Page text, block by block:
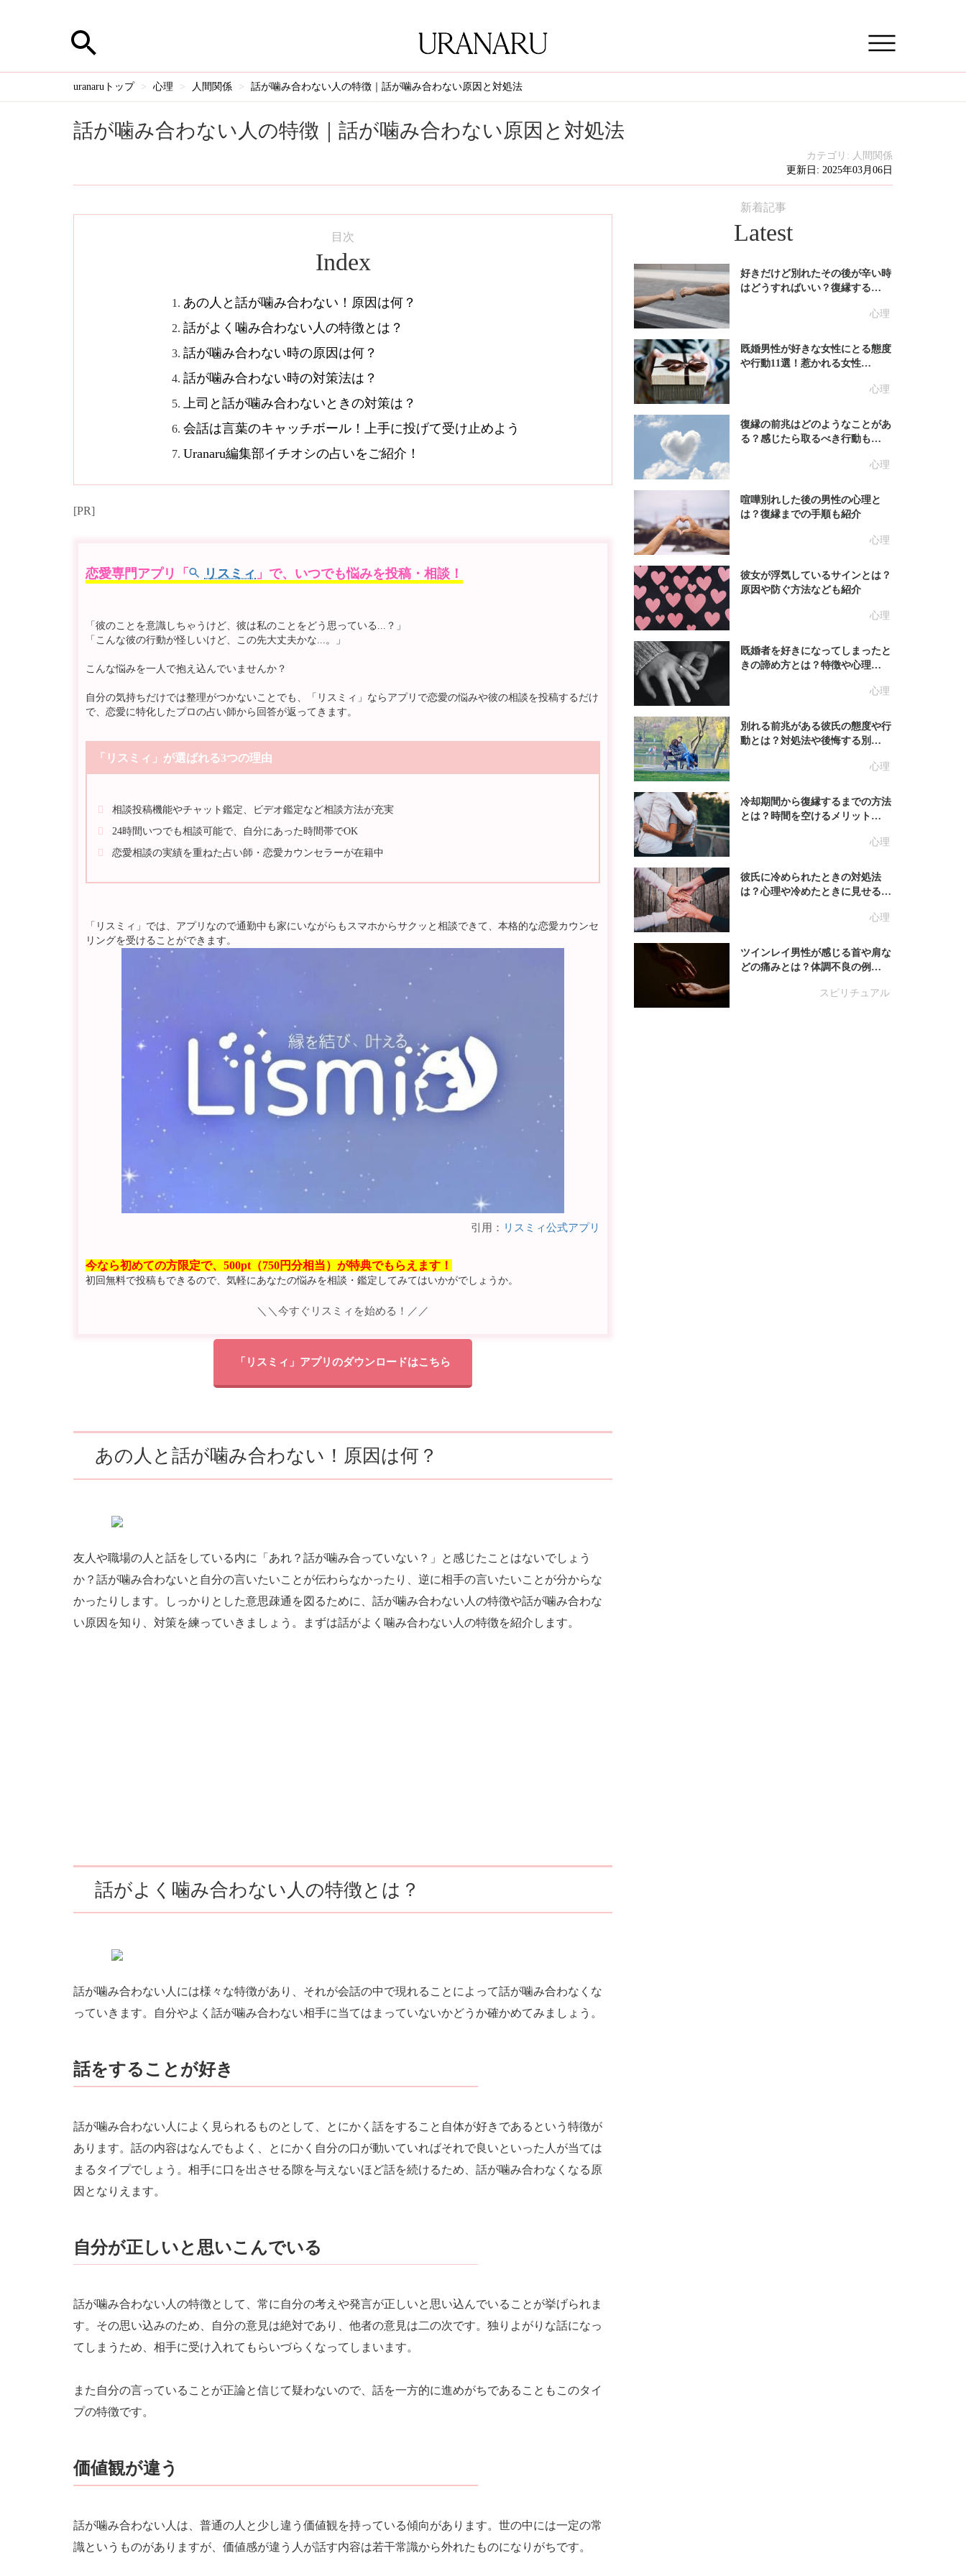
uranaruトップ 心理 人間関係 話が噛み合わない人の特徴｜話が噛み合わない原因と対処法
話が噛み合わない人の特徴｜話が噛み合わない原因と対処法
カテゴリ: 人間関係
更新日: 2025年03月06日
目次
Index
あの人と話が噛み合わない！原因は何？
話がよく噛み合わない人の特徴とは？
話が噛み合わない時の原因は何？
話が噛み合わない時の対策法は？
上司と話が噛み合わないときの対策は？
会話は言葉のキャッチボール！上手に投げて受け止めよう
Uranaru編集部イチオシの占いをご紹介！
[PR]
恋愛専門アプリ「 リスミィ 」で、いつでも悩みを投稿・相談！
「彼のことを意識しちゃうけど、彼は私のことをどう思っている...？」
「こんな彼の行動が怪しいけど、この先大丈夫かな...。」
こんな悩みを一人で抱え込んでいませんか？
自分の気持ちだけでは整理がつかないことでも、「リスミィ」ならアプリで恋愛の悩みや彼の相談を投稿するだけ
で、恋愛に特化したプロの占い師から回答が返ってきます。
「リスミィ」が選ばれる3つの理由
相談投稿機能やチャット鑑定、ビデオ鑑定など相談方法が充実
24時間いつでも相談可能で、自分にあった時間帯でOK
恋愛相談の実績を重ねた占い師・恋愛カウンセラーが在籍中
「リスミィ」では、アプリなので通勤中も家にいながらもスマホからサクッと相談できて、本格的な恋愛カウンセ
リングを受けることができます。
引用： リスミィ公式アプリ
今なら初めての方限定で、500pt（750円分相当）が特典でもらえます！
初回無料で投稿もできるので、気軽にあなたの悩みを相談・鑑定してみてはいかがでしょうか。
＼＼今すぐリスミィを始める！／／
「リスミィ」アプリのダウンロードはこちら
あの人と話が噛み合わない！原因は何？
友人や職場の人と話をしている内に「あれ？話が噛み合っていない？」と感じたことはないでしょう
か？話が噛み合わないと自分の言いたいことが伝わらなかったり、逆に相手の言いたいことが分からな
かったりします。しっかりとした意思疎通を図るために、話が噛み合わない人の特徴や話が噛み合わな
い原因を知り、対策を練っていきましょう。まずは話がよく噛み合わない人の特徴を紹介します。
話がよく噛み合わない人の特徴とは？
話が噛み合わない人には様々な特徴があり、それが会話の中で現れることによって話が噛み合わなくな
っていきます。自分やよく話が噛み合わない相手に当てはまっていないかどうか確かめてみましょう。
話をすることが好き
話が噛み合わない人によく見られるものとして、とにかく話をすること自体が好きであるという特徴が
あります。話の内容はなんでもよく、とにかく自分の口が動いていればそれで良いといった人が当ては
まるタイプでしょう。相手に口を出させる隙を与えないほど話を続けるため、話が噛み合わなくなる原
因となりえます。
自分が正しいと思いこんでいる
話が噛み合わない人の特徴として、常に自分の考えや発言が正しいと思い込んでいることが挙げられま
す。その思い込みのため、自分の意見は絶対であり、他者の意見は二の次です。独りよがりな話になっ
てしまうため、相手に受け入れてもらいづらくなってしまいます。
また自分の言っていることが正論と信じて疑わないので、話を一方的に進めがちであることもこのタイ
プの特徴です。
価値観が違う
話が噛み合わない人は、普通の人と少し違う価値観を持っている傾向があります。世の中には一定の常
識というものがありますが、価値感が違う人が話す内容は若干常識から外れたものになりがちです。
新着記事
Latest
心理
好きだけど別れたその後が辛い時
はどうすればいい？復縁する…
心理
既婚男性が好きな女性にとる態度
や行動11選！惹かれる女性…
心理
復縁の前兆はどのようなことがあ
る？感じたら取るべき行動も…
心理
喧嘩別れした後の男性の心理と
は？復縁までの手順も紹介
心理
彼女が浮気しているサインとは？
原因や防ぐ方法なども紹介
心理
既婚者を好きになってしまったと
きの諦め方とは？特徴や心理…
心理
別れる前兆がある彼氏の態度や行
動とは？対処法や後悔する別…
心理
冷却期間から復縁するまでの方法
とは？時間を空けるメリット…
心理
彼氏に冷められたときの対処法
は？心理や冷めたときに見せる…
スピリチュアル
ツインレイ男性が感じる首や肩な
どの痛みとは？体調不良の例…